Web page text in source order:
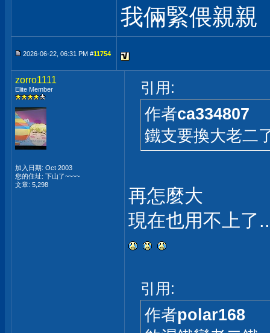
我倆緊偎親
2026-06-22, 06:31 PM #11754
zorro1111
Elite Member
加入日期: Oct 2003
您的住址: 下山了~~~~
文章: 5,298
引用:
作者ca334807
鐵支要換大老二
再怎麼大
現在也用不上了
引用:
作者polar168